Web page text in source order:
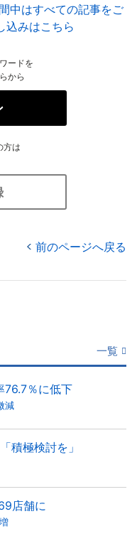
中はすべての記事をご
込みはこちら
ードを
から
方は
前のページへ戻る
一覧
76.7％に低下
減
積極検討を」
店舗に